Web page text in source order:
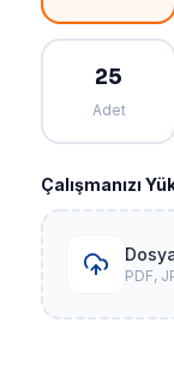
25
Adet
Çalışmanızı
PDF,